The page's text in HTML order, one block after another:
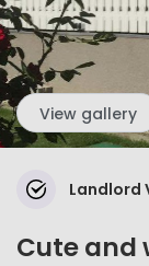
View gallery
Landlord
Cute and